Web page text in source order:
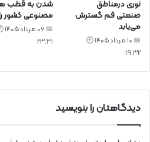
نوری درمناطق
صنعتی قم گسترش
می‌یابد
📅 10 مرداد 1405 🕙
19:32
شدن به قطب
مصنوعی کشور
📅 06
23:31
دیدگاهتان را بنویسید